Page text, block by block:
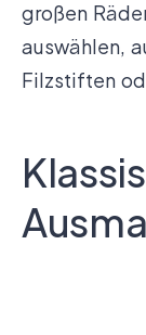
großen
auswählen,
Filzstiften